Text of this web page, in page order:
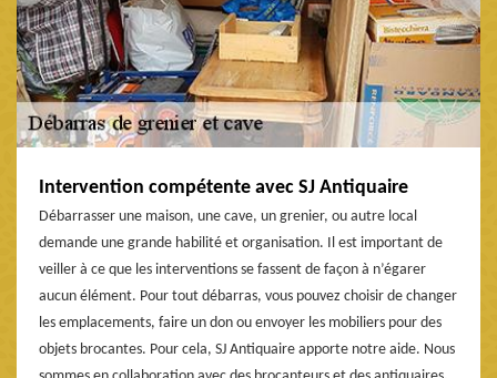
Intervention compétente avec SJ Antiquaire
Débarrasser une maison, une cave, un grenier, ou autre local
demande une grande habilité et organisation. Il est important de
veiller à ce que les interventions se fassent de façon à n’égarer
aucun élément. Pour tout débarras, vous pouvez choisir de changer
les emplacements, faire un don ou envoyer les mobiliers pour des
objets brocantes. Pour cela, SJ Antiquaire apporte notre aide. Nous